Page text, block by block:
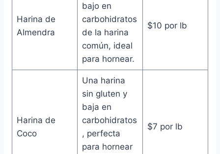
Harina de
Almendra
bajo en
carbohidratos
de la harina
común, ideal
para hornear.
$10 por lb
Harina de
Coco
Una harina
sin gluten y
baja en
carbohidratos
, perfecta
para hornear
$7 por lb